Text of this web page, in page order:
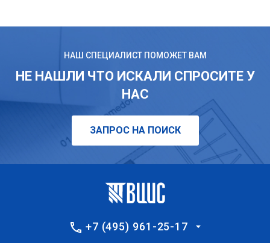
НАШ СПЕЦИАЛИСТ ПОМОЖЕТ ВАМ
НЕ НАШЛИ ЧТО ИСКАЛИ СПРОСИТЕ У
НАС
ЗАПРОС НА ПОИСК
+7 (495) 961-25-17